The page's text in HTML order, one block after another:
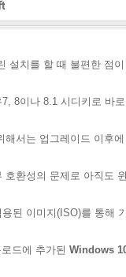
설치를 할 때 불편한 점
8이나 8.1 시디키로 바
해서는 업그레이드 이후
호환성의 문제로 아직도
된 이미지(ISO)를 통해
드에 추가된 Windows